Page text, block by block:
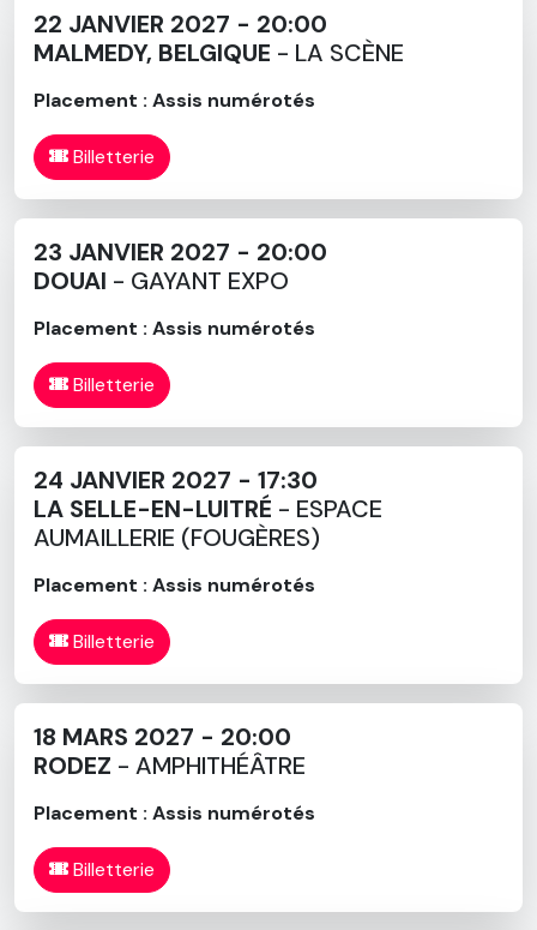
22 JANVIER 2027 - 20:00
MALMEDY, BELGIQUE - LA SCÈNE
Placement : Assis numérotés
Billetterie
23 JANVIER 2027 - 20:00
DOUAI - GAYANT EXPO
Placement : Assis numérotés
Billetterie
24 JANVIER 2027 - 17:30
LA SELLE-EN-LUITRÉ - ESPACE
AUMAILLERIE (FOUGÈRES)
Placement : Assis numérotés
Billetterie
18 MARS 2027 - 20:00
RODEZ - AMPHITHÉÂTRE
Placement : Assis numérotés
Billetterie